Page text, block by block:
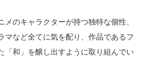
メのキャラクターが持つ独特な個性、
マなど全てに気を配り、作品であるフ
「和」を醸し出すように取り組んでい